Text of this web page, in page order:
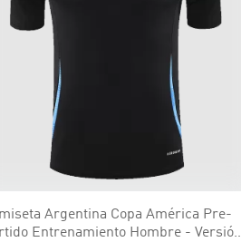
Argentina Copa América Pre-
Entrenamiento Hombre - Versión